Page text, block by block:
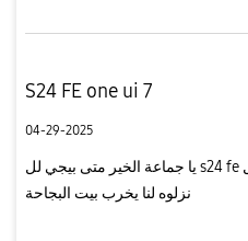
S24 FE one ui 7
04-29-2025
يا جماعة الخير متى بيجي لل s24 fe مو معقولة نزلوا التحديث لل s23 ولا
نزلوه لنا يخرب بيت البجاحة